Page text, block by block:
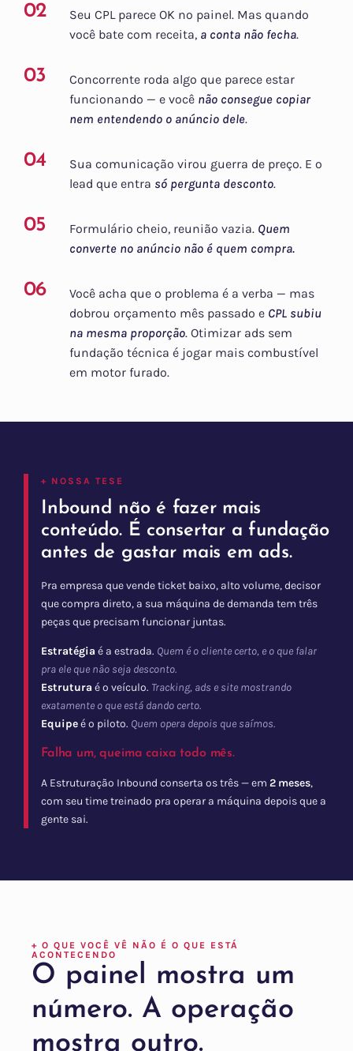
02
Seu CPL parece OK no painel. Mas quando
você bate com receita, a conta não fecha.
03
Concorrente roda algo que parece estar
funcionando — e você não consegue copiar
nem entendendo o anúncio dele.
04
Sua comunicação virou guerra de preço. E o
lead que entra só pergunta desconto.
05 Formulário cheio, reunião vazia. Quem
converte no anúncio não é quem compra.
06
Você acha que o problema é a verba — mas
dobrou orçamento mês passado e CPL subiu
na mesma proporção. Otimizar ads sem
fundação técnica é jogar mais combustível
em motor furado.
+ NOSSA TESE
Inbound não é fazer mais
conteúdo. É consertar a fundação
antes de gastar mais em ads.
Pra empresa que vende ticket baixo, alto volume, decisor
que compra direto, a sua máquina de demanda tem três
peças que precisam funcionar juntas.
Estratégia é a estrada. Quem é o cliente certo, e o que falar
pra ele que não seja desconto.
Estrutura é o veículo. Tracking, ads e site mostrando
exatamente o que está dando certo.
Equipeé o piloto. Quem opera depois que saímos.
Falha um, queima caixa todo mês.
A Estruturação Inbound conserta os três — em 2 meses,
com seu time treinado pra operar a máquina depois que a
gente sai.
+ O QUE VOCÊ VÊ NÃO É O QUE ESTÁ
ACONTECENDO
O painel mostra um
número. A operação
mostra outro.